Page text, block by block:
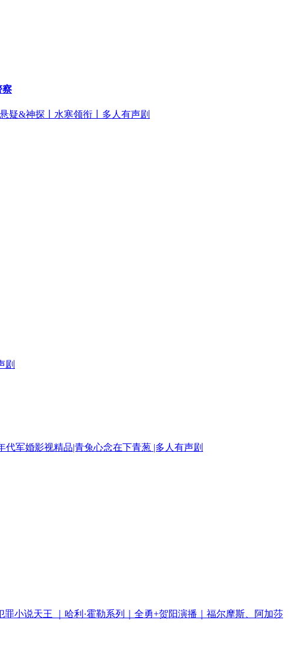
察
疑&神探丨水寒领衔丨多人有声剧
剧
军婚影视精品|青兔心念在下青葱 |多人有声剧
罪小说天王 ｜哈利·霍勒系列｜全勇+贺阳演播｜福尔摩斯、阿加莎